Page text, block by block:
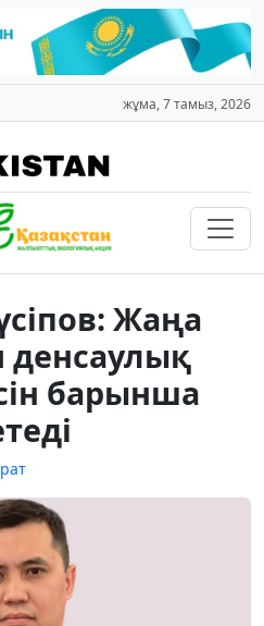
жұма, 7 тамыз, 2026
Жаңа
денсаулық
барынша